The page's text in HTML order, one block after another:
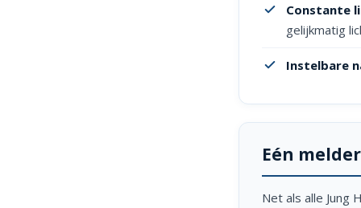
Constante
gelijkmatig
Instelbare
Eén
Net als alle Jung